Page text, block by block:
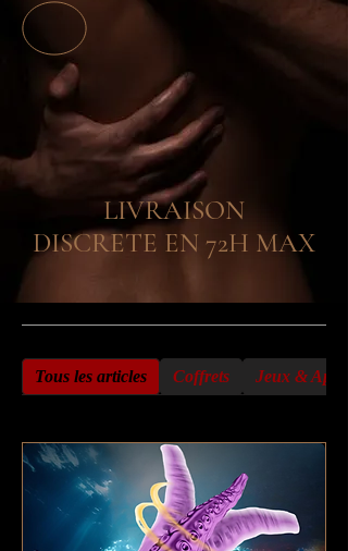
LIVRAISON
DISCRETE EN 72H MAX
Tous les articles Coffrets Jeux &